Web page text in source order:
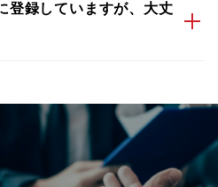
登録していますが、大丈